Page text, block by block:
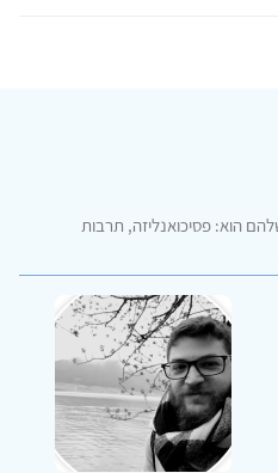
הוא: פסיכואנליזה, תרבות